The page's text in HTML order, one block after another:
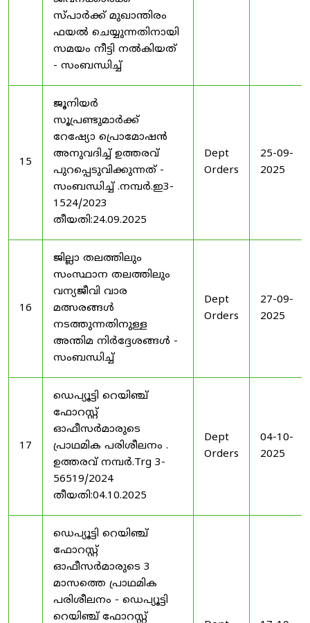
സ്പാർക്ക് മുഖാന്തിരം
ഫയൽ ചെയ്യുന്നതിനായി
സമയം നീട്ടി നൽകിയത്
- സംബന്ധിച്ച്
15
ജൂനിയർ
സൂപ്രണ്ടുമാർക്ക്
റേഷ്യോ പ്രൊമോഷൻ
അനുവദിച്ച് ഉത്തരവ്
പുറപ്പെടുവിക്കുന്നത് -
സംബന്ധിച്ച് .നമ്പർ.ഇ3-
1524/2023
തീയതി:24.09.2025
Dept
Orders
25-09-
2025
16
ജില്ലാ തലത്തിലും
സംസ്ഥാന തലത്തിലും
വന്യജീവി വാര
മത്സരങ്ങൾ
നടത്തുന്നതിനുള്ള
അന്തിമ നിർദ്ദേശങ്ങൾ -
സംബന്ധിച്ച്
Dept
Orders
27-09-
2025
17
ഡെപ്യൂട്ടി റെയിഞ്ച്
ഫോറസ്റ്റ്
ഓഫീസർമാരുടെ
പ്രാഥമിക പരിശീലനം .
ഉത്തരവ് നമ്പർ.Trg 3-
56519/2024
തീയതി:04.10.2025
Dept
Orders
04-10-
2025
ഡെപ്യൂട്ടി റെയിഞ്ച്
ഫോറസ്റ്റ്
ഓഫീസർമാരുടെ 3
മാസത്തെ പ്രാഥമിക
പരിശീലനം - ഡെപ്യൂട്ടി
റെയിഞ്ച് ഫോറസ്റ്റ്